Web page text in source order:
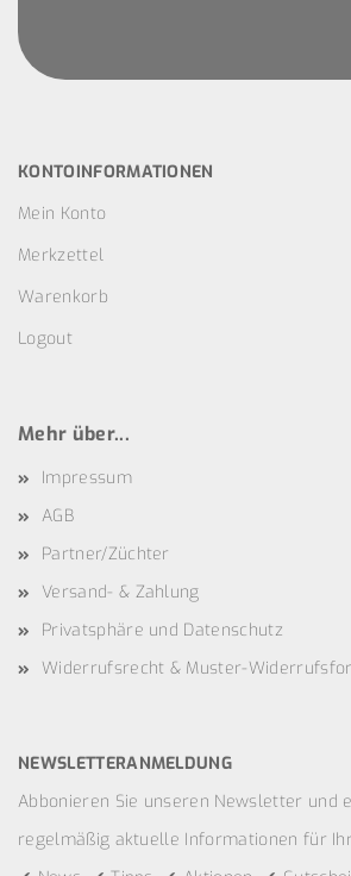
KONTOINFORMATIONEN
Mein Konto
Merkzettel
Warenkorb
Logout
Mehr über...
Impressum
AGB
Partner/Züchter
Versand- & Zahlung
Privatsphäre und Datenschutz
Widerrufsrecht & Muster-
NEWSLETTERANMELDUNG
Abbonieren Sie unseren Newsletter und
regelmäßig aktuelle Informationen für